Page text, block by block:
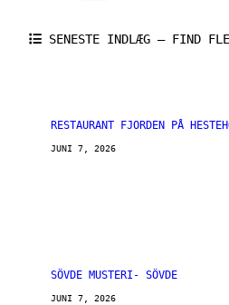
SENESTE INDLÆG – FIND
RESTAURANT FJORDEN PÅ
JUNI 7, 2026
SÖVDE MUSTERI- SÖVDE
JUNI 7, 2026